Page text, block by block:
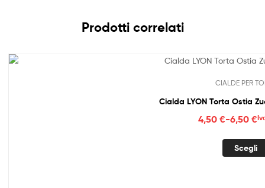
Prodotti correlati
CIALDE PER
Cialda LYON Torta Ostia
4,50 €-6,50 €
Scegli